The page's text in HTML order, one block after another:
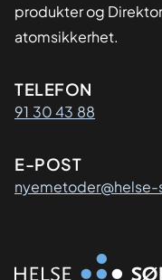
produkter og
atomsikkerhet.
TELEFON
91 30 43 88
E-POST
Organisasjon